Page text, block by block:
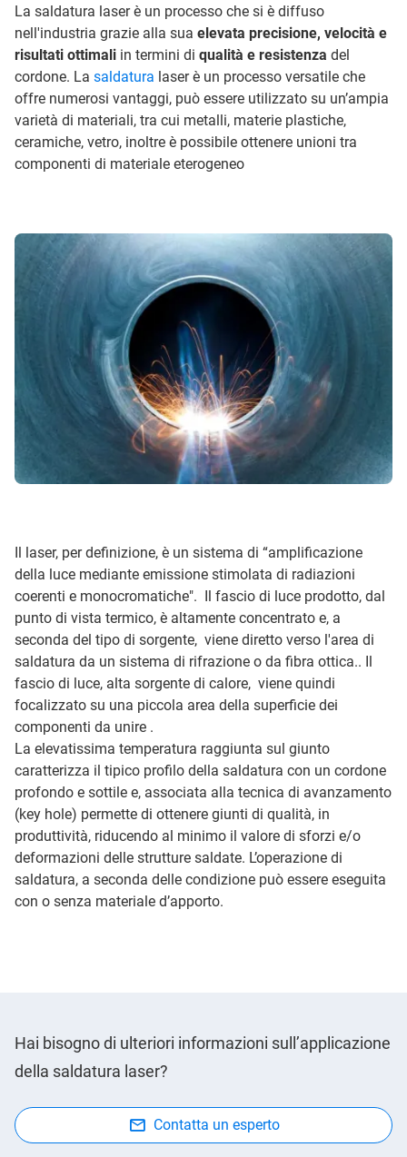
La saldatura laser è un processo che si è diffuso
nell'industria grazie alla sua elevata precisione, velocità e
risultati ottimali in termini di qualità e resistenza del
cordone. La saldatura laser è un processo versatile che
offre numerosi vantaggi, può essere utilizzato su un’ampia
varietà di materiali, tra cui metalli, materie plastiche,
ceramiche, vetro, inoltre è possibile ottenere unioni tra
componenti di materiale eterogeneo
Il laser, per definizione, è un sistema di “amplificazione
della luce mediante emissione stimolata di radiazioni
coerenti e monocromatiche". Il fascio di luce prodotto, dal
punto di vista termico, è altamente concentrato e, a
seconda del tipo di sorgente, viene diretto verso l'area di
saldatura da un sistema di rifrazione o da fibra ottica.. Il
fascio di luce, alta sorgente di calore, viene quindi
focalizzato su una piccola area della superficie dei
componenti da unire .
La elevatissima temperatura raggiunta sul giunto
caratterizza il tipico profilo della saldatura con un cordone
profondo e sottile e, associata alla tecnica di avanzamento
(key hole) permette di ottenere giunti di qualità, in
produttività, riducendo al minimo il valore di sforzi e/o
deformazioni delle strutture saldate. L’operazione di
saldatura, a seconda delle condizione può essere eseguita
con o senza materiale d’apporto.
Hai bisogno di ulteriori informazioni sull’applicazione
della saldatura laser?
Contatta un esperto